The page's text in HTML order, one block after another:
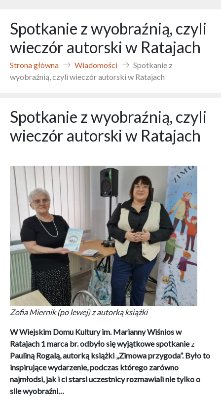
Spotkanie z wyobraźnią, czyli
wieczór autorski w Ratajach
Strona główna Wiadomości
Spotkanie z
wyobraźnią, czyli wieczór autorski w Ratajach
Spotkanie z wyobraźnią, czyli
wieczór autorski w Ratajach
Zofia Miernik (po lewej) z autorką książki
W Wiejskim Domu Kultury im. Marianny Wiśnios w
Ratajach 1 marca br. odbyło się wyjątkowe spotkaniez
Pauliną Rogalą, autorką książki „Zimowa przygoda”. Było to
inspirujące wydarzenie, podczas którego zarówno
najmłodsi, jak i ci starsi uczestnicy rozmawiali nie tylko o
sile wyobraźni…